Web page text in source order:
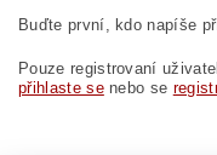
Buďte první, kdo napíše
Pouze registrovaní
přihlaste senebo se